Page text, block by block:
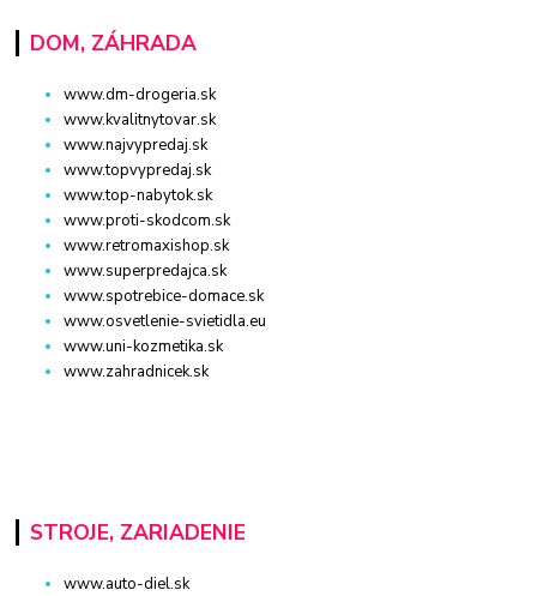
DOM, ZÁHRADA
www.dm-drogeria.sk
www.kvalitnytovar.sk
www.najvypredaj.sk
www.topvypredaj.sk
www.top-nabytok.sk
www.proti-skodcom.sk
www.retromaxishop.sk
www.superpredajca.sk
www.spotrebice-domace.sk
www.osvetlenie-svietidla.eu
www.uni-kozmetika.sk
www.zahradnicek.sk
STROJE, ZARIADENIE
www.auto-diel.sk